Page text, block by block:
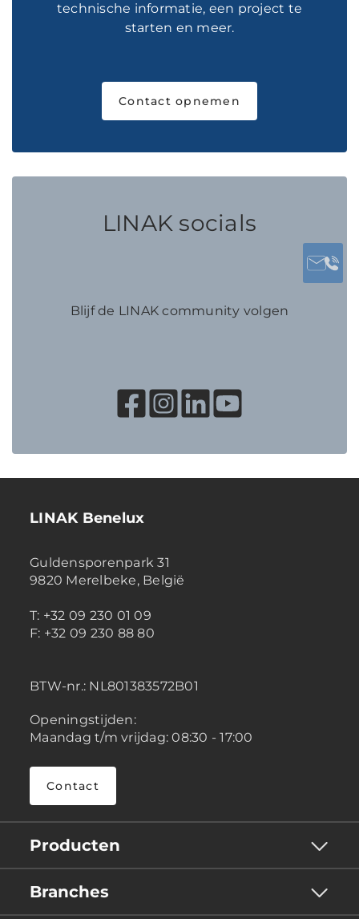
technische informatie, een project te
starten en meer.
Contact opnemen
LINAK socials
Blijf de LINAK community volgen
LINAK Benelux
Guldensporenpark 31
9820 Merelbeke, België
T: +32 09 230 01 09
F: +32 09 230 88 80
BTW-nr.: NL801383572B01
Openingstijden:
Maandag t/m vrijdag: 08:30 - 17:00
Contact
Producten
Branches